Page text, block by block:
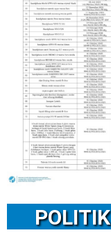
POLITIK